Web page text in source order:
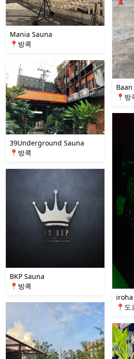
Mania Sauna
📍방콕
39Underground Sauna
📍방콕
BKP Sauna
📍방콕
Baan
📍방
iroha
📍도